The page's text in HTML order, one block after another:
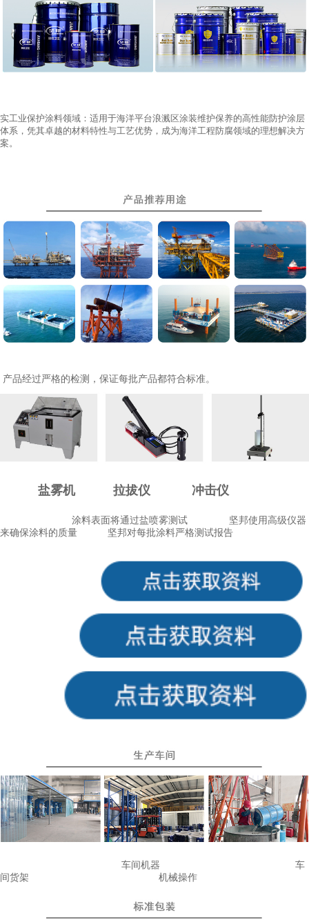
实工业保护涂料领域：适用于海洋平台浪溅区涂装维护保养的高性能防护涂层
体系，凭其卓越的材料特性与工艺优势，成为海洋工程防腐领域的理想解决方
案。
产品经过严格的检测，保证每批产品都符合标准。
盐雾机 拉拔仪 冲击仪
涂料表面将通过盐喷雾测试
坚邦使用高级仪器
来确保涂料的质量
坚邦对每批涂料严格测试报告
车间机器
车
间货架
机械操作